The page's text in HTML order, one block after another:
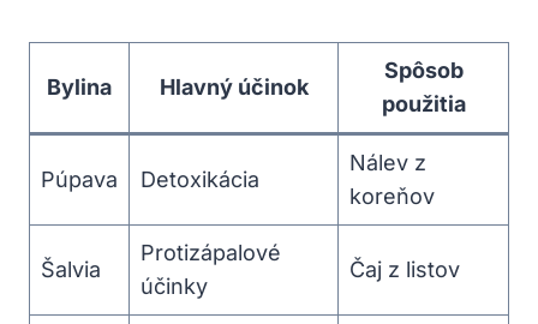
Bylina Hlavný účinok
Spôsob
použitia
Púpava Detoxikácia
Nálev z
koreňov
Šalvia
Protizápalové
účinky
Čaj‌ z listov